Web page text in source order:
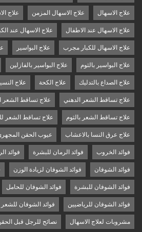
علاج الاسهال علاج الاسهال المزمن علاج
علاج الاسهال عند الاطفال علاج الاسهال عند
علاج الاسهال للكبار مجرب علاج البواسير
علاج البواسير بالثوم علاج البواسير بالفازلين
علاج الصداع بالتدليك علاج الكحة علاج
علاج تساقط الشعر الدهني علاج تساقط الشعر
علاج تساقط الشعر بالثوم علاج تساقط الشعر
علاج عرق النسا بالاعشاب عيوب الحقن
فوائد الخروب فوائد الرمان للبشرة فوائد
فوائد الشوفان فوائد الشوفان لزيادة الوزن
فوائد الشوفان للبشرة فوائد الشوفان للحامل
فوائد الشوفان للرياضيين فوائد الشوفان للشعر
مشروبات لعلاج الاسهال نصائح للرجل قبل